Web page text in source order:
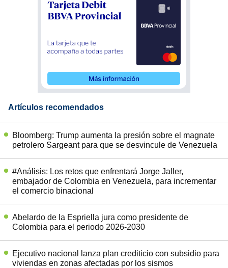
Artículos recomendados
Bloomberg: Trump aumenta la presión sobre el magnate
petrolero Sargeant para que se desvincule de Venezuela
#Análisis: Los retos que enfrentará Jorge Jaller,
embajador de Colombia en Venezuela, para incrementar
el comercio binacional
Abelardo de la Espriella jura como presidente de
Colombia para el periodo 2026-2030
Ejecutivo nacional lanza plan crediticio con subsidio para
viviendas en zonas afectadas por los sismos